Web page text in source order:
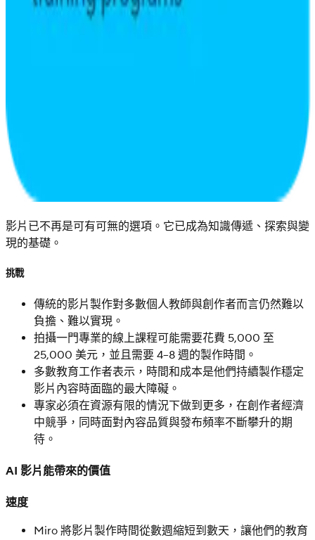
影片已不再是可有可無的選項。它已成為知識傳遞、探索與變
現的基礎。
挑戰
傳統的影片製作對多數個人教師與創作者而言仍然難以
負擔、難以實現。
拍攝一門專業的線上課程可能需要花費 5,000 至
25,000 美元，並且需要 4–8 週的製作時間。
多數教育工作者表示，時間和成本是他們持續製作穩定
影片內容時面臨的最大障礙。
專家必須在資源有限的情況下做到更多，在創作者經濟
中競爭，同時面對內容品質與發布頻率不斷攀升的期
待。
AI 影片能帶來的價值
速度
Miro 將影片製作時間從數週縮短到數天，讓他們的教育